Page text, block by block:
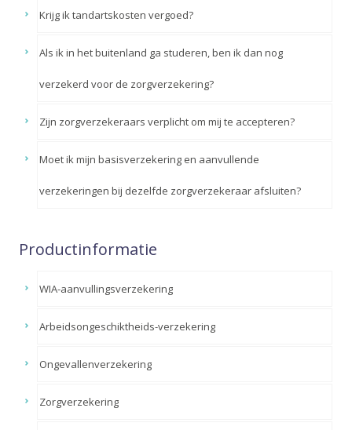
Krijg ik tandartskosten vergoed?
Als ik in het buitenland ga studeren, ben ik dan nog
verzekerd voor de zorgverzekering?
Zijn zorgverzekeraars verplicht om mij te accepteren?
Moet ik mijn basisverzekering en aanvullende
verzekeringen bij dezelfde zorgverzekeraar afsluiten?
Productinformatie
WIA-aanvullingsverzekering
Arbeidsongeschiktheids-verzekering
Ongevallenverzekering
Zorgverzekering